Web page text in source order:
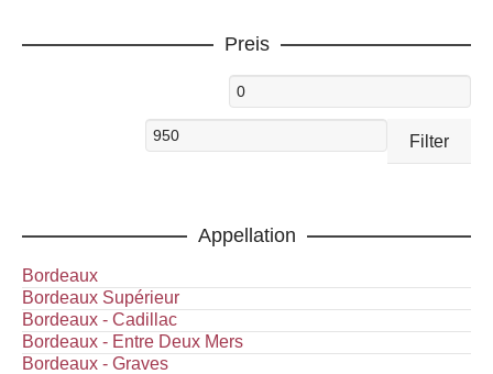
Preis
Filter
Appellation
Bordeaux
Bordeaux Supérieur
Bordeaux - Cadillac
Bordeaux - Entre Deux Mers
Bordeaux - Graves